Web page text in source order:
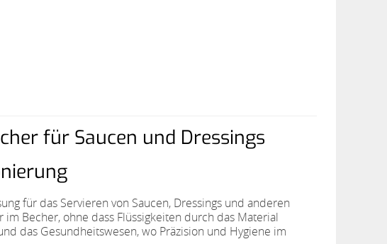
für Saucen und Dressings
für das Servieren von Saucen, Dressings und anderen
Becher, ohne dass Flüssigkeiten durch das Material
das Gesundheitswesen, wo Präzision und Hygiene im